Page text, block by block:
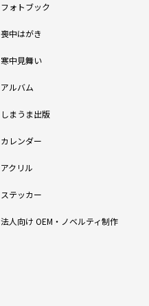
フォトブック
喪中はがき
寒中見舞い
アルバム
しまうま出版
カレンダー
アクリル
ステッカー
法人向け OEM・ノベルティ制作